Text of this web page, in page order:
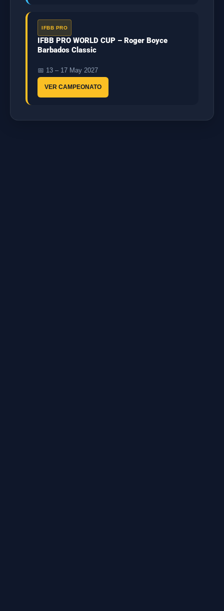
IFBB PRO
IFBB PRO WORLD CUP – Roger Boyce
Barbados Classic
📅 13 – 17 May 2027
VER CAMPEONATO